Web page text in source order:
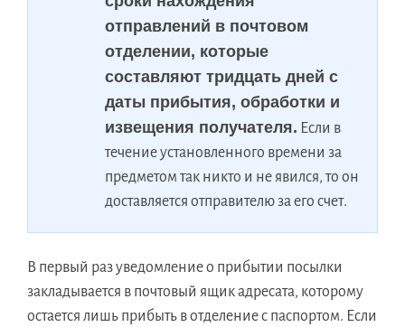
отправлений в почтовом
отделении, которые
составляют тридцать дней с
даты прибытия, обработки и
извещения получателя. Если в
течение установленного времени за
предметом так никто и не явился, то он
доставляется отправителю за его счет.
В первый раз уведомление о прибытии посылки
закладывается в почтовый ящик адресата, которому
остается лишь прибыть в отделение с паспортом. Если